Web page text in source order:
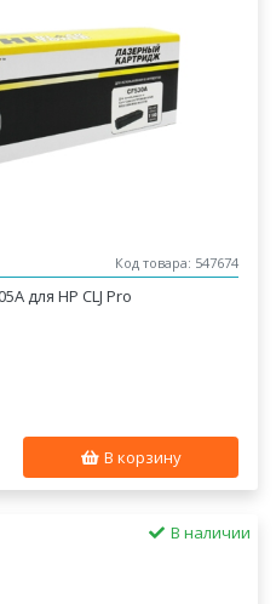
Код товара: 547674
для HP CLJ Pro
В корзину
В наличии